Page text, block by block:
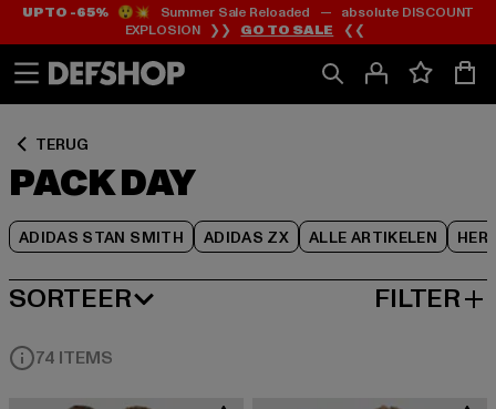
Ga
naar
Ga
naar
UP TO -65%😲💥 Summer Sale Reloaded — absolute DISCOUNT
EXPLOSION ❯❯ GO TO SALE ❮❮
TERUG
PACK DAY
ADIDAS STAN SMITH ADIDAS ZX ALLE ARTIKELEN
Ga
naar
Rooster
SORTEER
MEEST POPULAIRE FILTER
74 ITEMS